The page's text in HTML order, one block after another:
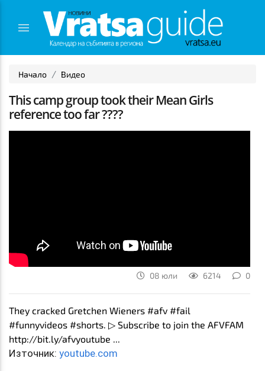
Начало Видео
This camp group took their Mean Girls
reference too far ????
08 юли 6214 0
They cracked Gretchen Wieners #afv #fail
#funnyvideos #shorts. ▷ Subscribe to join the AFVFAM
http://bit.ly/afvyoutube ...
Източник: youtube.com